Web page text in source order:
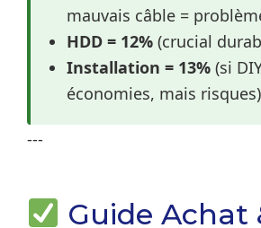
mauvais câble =
HDD = 12% (crucial
Installation = 13% (si
économies, mais risques)
---
Guide Achat